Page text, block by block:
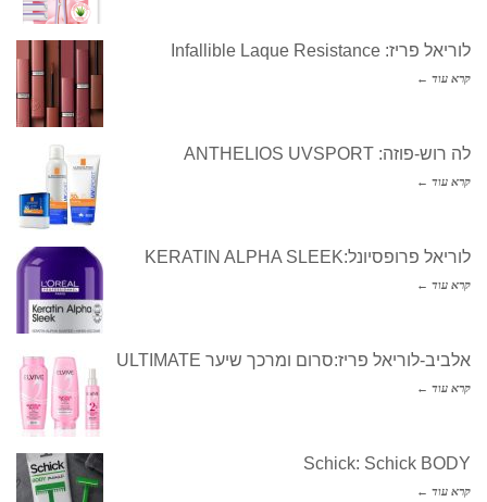
לוריאל פריז: Infallible Laque Resistance
קרא עוד ←
לה רוש-פוזה: ANTHELIOS UVSPORT
קרא עוד ←
לוריאל פרופסיונל:KERATIN ALPHA SLEEK
קרא עוד ←
אלביב-לוריאל פריז:סרום ומרכך שיער ULTIMATE
קרא עוד ←
Schick: Schick BODY
קרא עוד ←